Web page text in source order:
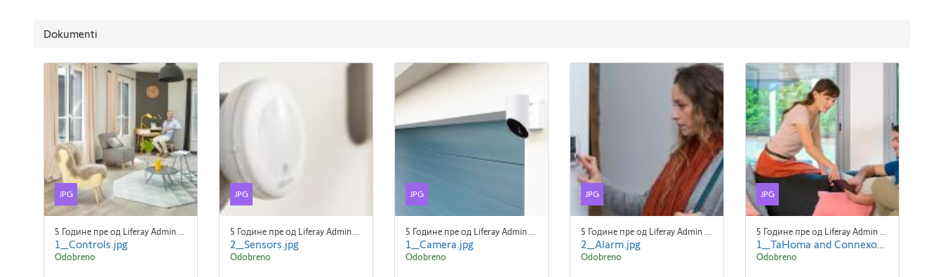
Dokumenti
JPG
5 Године пре од Liferay Admin Liferay Admin
1_Controls.jpg
Odobreno
JPG
5 Године пре од Liferay Admin Liferay Admin
2_Sensors.jpg
Odobreno
JPG
5 Године пре од Liferay Admin Liferay Admin
1_Camera.jpg
Odobreno
JPG
5 Године пре од Liferay Admin Liferay Admin
2_Alarm.jpg
Odobreno
JPG
5 Године пре од Liferay Admin Liferay Admin
1_TaHoma and Connexoon.jpg
Odobreno